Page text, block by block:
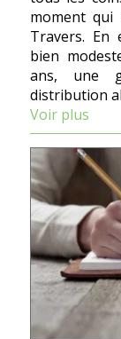
moment qui
Travers. En
bien
ans, une
distribution
Voir plus